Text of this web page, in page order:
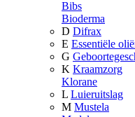
Bibs
Bioderma
D Difrax
E Essentiële
G
K Kraamzorg
Klorane
L Luieruitslag
M Mustela